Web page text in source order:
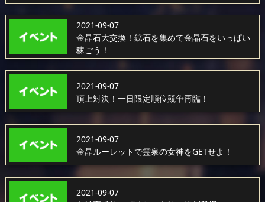
2021-09-07
金晶石大交換！鉱石を集めて金晶石をいっぱい
稼ごう！
2021-09-07
頂上対決！一日限定順位競争再臨！
2021-09-07
金晶ルーレットで霊泉の女神をGETせよ！
2021-09-07